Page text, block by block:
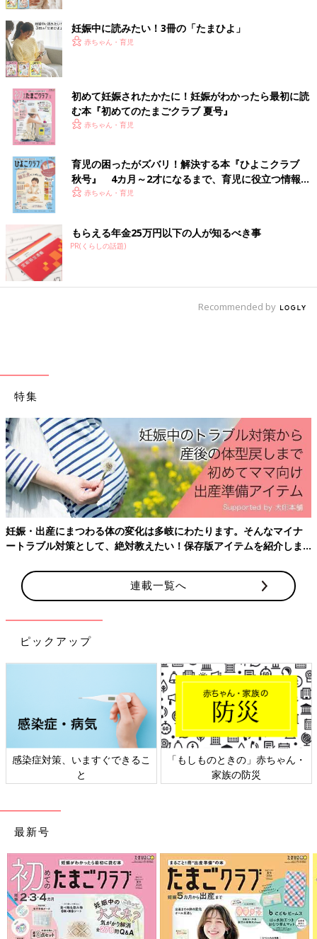
切さ』を学べたこと」と声をそろえます。
今後もたまひよONLINEでは、いろいろなかたちの幼児教育をレ
ポートしていきます。（たまひよONLINE編集部）
エベレスト・インターナショナル・スクール・ジャパン（EISJ)
東京都杉並区阿佐ヶ谷南３の３４の１６
ナーサリー（３～５才）、キンダーガーデン、プライマリーがあ
る。
http://eisj-edu.com/
※この記事は「たまひよONLINE」で過去に公開されたもので
す。
妊娠中に読みたい！3冊の「たまひよ」
赤ちゃん・育児
初めて妊娠されたかたに！妊娠がわかったら最初に読
む本『初めてのたまごクラブ 夏号』
赤ちゃん・育児
育児の困ったがズバリ！解決する本『ひよこクラブ
秋号』 4カ月～2才になるまで、育児に役立つ情報が
いっぱい！
赤ちゃん・育児
もらえる年金25万円以下の人が知るべき事
PR(くらしの話題)
Recommended by
特集
妊娠・出産にまつわる体の変化は多岐にわたります。そんなマイナ
ートラブル対策として、絶対教えたい！保存版アイテムを紹介しま
連載一覧へ
ピックアップ
感染症対策、いますぐできるこ
と
「もしものときの」赤ちゃん・
家族の防災
最新号